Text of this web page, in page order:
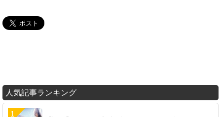
人気記事ランキング